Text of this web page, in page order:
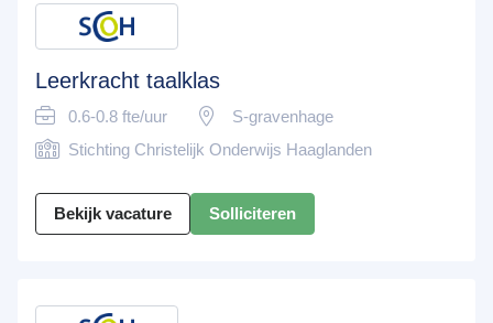
Leerkracht taalklas
0.6-0.8 fte/uur
S-gravenhage
Stichting Christelijk Onderwijs Haaglanden
Bekijk vacature Solliciteren